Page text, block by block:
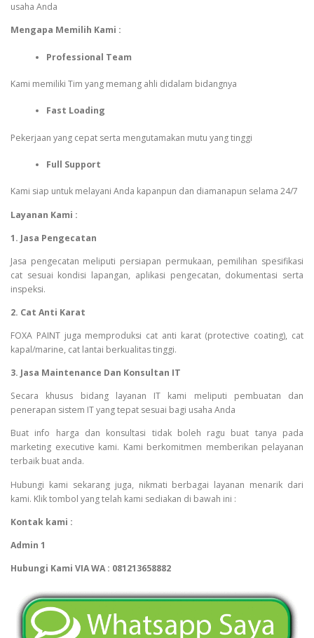
usaha Anda
Mengapa Memilih Kami :
Professional Team
Kami memiliki Tim yang memang ahli didalam bidangnya
Fast Loading
Pekerjaan yang cepat serta mengutamakan mutu yang tinggi
Full Support
Kami siap untuk melayani Anda kapanpun dan diamanapun selama 24/7
Layanan Kami :
1. Jasa Pengecatan
Jasa pengecatan meliputi persiapan permukaan, pemilihan spesifikasi
cat sesuai kondisi lapangan, aplikasi pengecatan, dokumentasi serta
inspeksi.
2. Cat Anti Karat
FOXA PAINT juga memproduksi cat anti karat (protective coating), cat
kapal/marine, cat lantai berkualitas tinggi.
3. Jasa Maintenance Dan Konsultan IT
Secara khusus bidang layanan IT kami meliputi pembuatan dan
penerapan sistem IT yang tepat sesuai bagi usaha Anda
Buat info harga dan konsultasi tidak boleh ragu buat tanya pada
marketing executive kami. Kami berkomitmen memberikan pelayanan
terbaik buat anda.
Hubungi kami sekarang juga, nikmati berbagai layanan menarik dari
kami. Klik tombol yang telah kami sediakan di bawah ini :
Kontak kami :
Admin 1
Hubungi Kami VIA WA : 081213658882